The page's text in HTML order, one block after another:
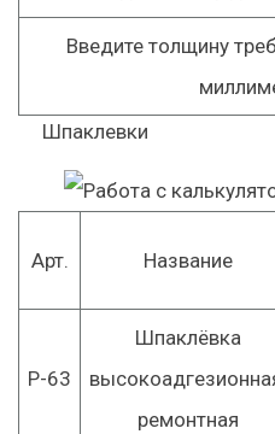
Введите толщину
Шпаклевки
Арт. Название
Р-63
Шпаклёвка
ремонтная